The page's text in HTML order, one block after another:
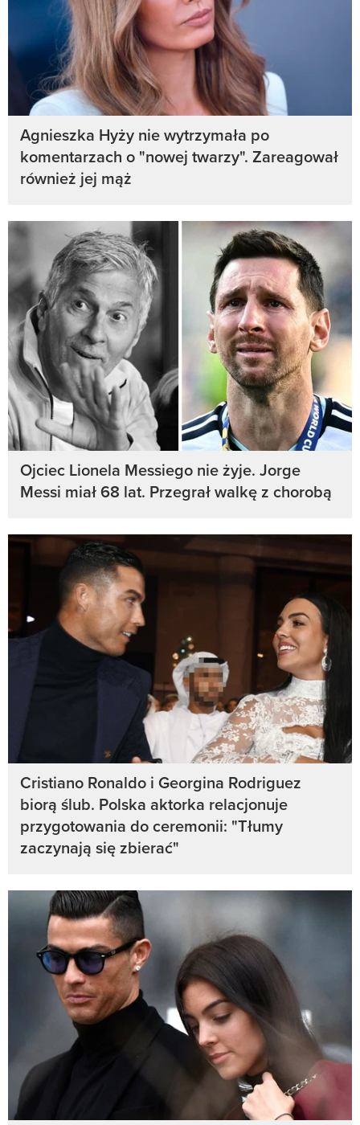
Agnieszka Hyży nie wytrzymała po
komentarzach o "nowej twarzy". Zareagował
również jej mąż
Ojciec Lionela Messiego nie żyje. Jorge
Messi miał 68 lat. Przegrał walkę z chorobą
Cristiano Ronaldo i Georgina Rodriguez
biorą ślub. Polska aktorka relacjonuje
przygotowania do ceremonii: "Tłumy
zaczynają się zbierać"